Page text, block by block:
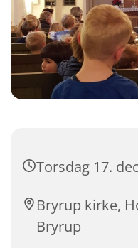
Torsdag 17.
Bryrup kirke,
Bryrup